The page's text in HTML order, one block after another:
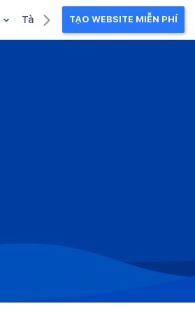
Tài liệu kinh doanhTẠO WEBSITE MIỄN PHÍ